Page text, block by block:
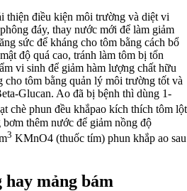
thiện điều kiện môi trường và diệt vi
đáy, thay nước mới để làm giảm
sức để kháng cho tôm bằng cách bổ
độ quá cao, tránh làm tôm bị tổn
vi sinh để giảm hàm lượng chất hữu
cho tôm bằng quản lý môi trường tốt và
Glucan. Ao đã bị bệnh thì dùng 1-
chè phun đều khắpao kích thích tôm lột
thêm nước để giảm nồng độ
3 KMnO4 (thuốc tím) phun khắp ao sau
hay mảng bám